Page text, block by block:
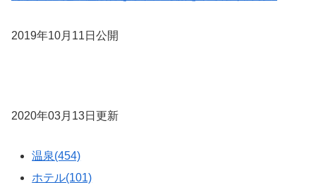
2019年10月11日公開
2020年03月13日更新
温泉(454)
ホテル(101)